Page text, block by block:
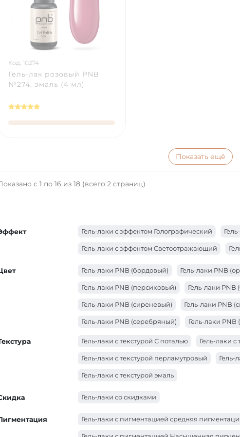
Код: 10274
Гель-лак розовый PNB
№274, эмаль (4 мл)
Показать ещё
с 1 по 16 из 18 (всего 2 страниц)
Гель-лаки с эффектом Голографический
Гель-лаки с эффектом Светоотражающий
Гель-лаки PNB (бордовый) Гель-лаки PNB
Гель-лаки PNB (персиковый) Гель-лаки PNB
Гель-лаки PNB (сиреневый) Гель-лаки PNB
Гель-лаки PNB (серебряный) Гель-лаки PNB
Гель-лаки PNB (молочный) Гель-лаки PNB
Гель-лаки PNB (коралловый) Гель-лаки PNB
Гель-лаки PNB (желтый) Гель-лаки PNB
Гель-лаки с текстурой С поталью Гель-лаки
Гель-лаки с текстурой перламутровый Гель-
Гель-лаки с текстурой эмаль
Гель-лаки со скидками
Гель-лаки с пигментацией средняя